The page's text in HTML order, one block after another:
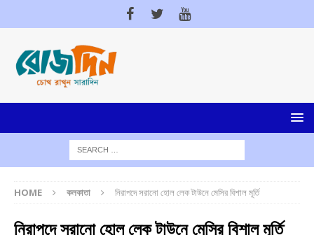
HOME কলকাতা নিরাপদে সরানো হোল লেক টাউনে মেসির বিশাল মূর্তি
নিরাপদে সরানো হোল লেক টাউনে মেসির বিশাল মূর্তি